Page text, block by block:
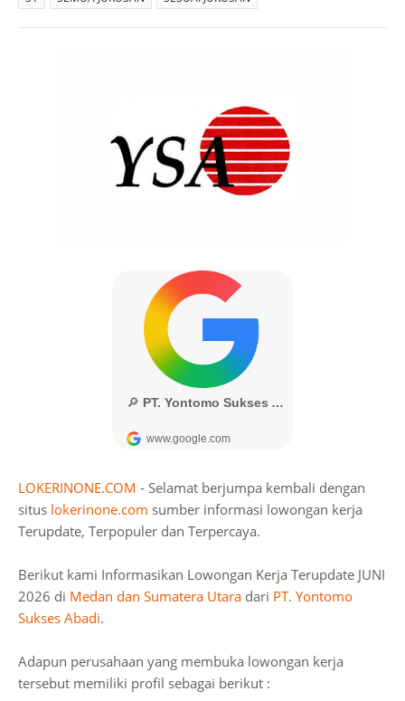
LOKERINONE.COM - Selamat berjumpa kembali dengan
situs lokerinone.com sumber informasi lowongan kerja
Terupdate, Terpopuler dan Terpercaya.
Berikut kami Informasikan Lowongan Kerja Terupdate JUNI
2026 di Medan dan Sumatera Utara dari PT. Yontomo
Sukses Abadi.
Adapun perusahaan yang membuka lowongan kerja
tersebut memiliki profil sebagai berikut :